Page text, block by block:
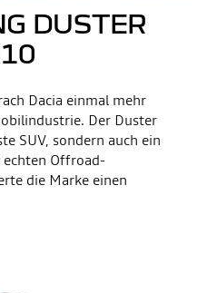
DUSTER
Dacia einmal mehr
Der Duster
SUV, sondern auch ein
Offroad-
die Marke einen